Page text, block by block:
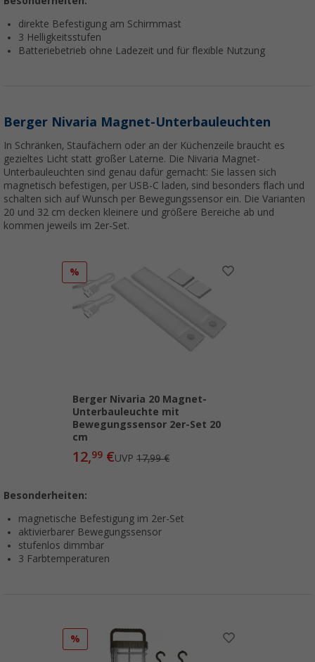
direkte Befestigung am Schirmmast
3 Helligkeitsstufen
Batteriebetrieb ohne Ladezeit und für flexible Nutzung
Berger Nivaria Magnet-Unterbauleuchten
In Schränken, Staufächern oder an der Küchenzeile braucht es
gezieltes Licht statt großer Laterne. Die Nivaria Magnet-
Unterbauleuchten sind genau dafür gemacht: Sie lassen sich
magnetisch befestigen, per USB-C laden, sind besonders flach und
schalten sich auf Wunsch per Bewegungssensor ein. Die Varianten
20 und 32 cm decken kleinere und größere Bereiche ab und
kommen jeweils im 2er-Set.
%
Berger Nivaria 20 Magnet-
Unterbauleuchte mit
Bewegungssensor 2er-Set 20
cm
12,99 €UVP 17,99 €
Besonderheiten:
magnetische Befestigung im 2er-Set
aktivierbarer Bewegungssensor
stufenlos dimmbar
3 Farbtemperaturen
%